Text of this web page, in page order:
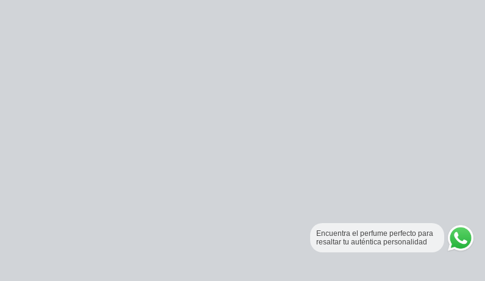
Encuentra el perfume perfecto para
resaltar tu auténtica personalidad